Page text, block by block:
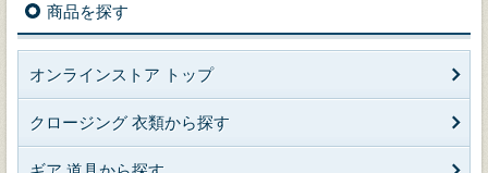
商品を探す
オンラインストア トップ
クロージング 衣類から探す